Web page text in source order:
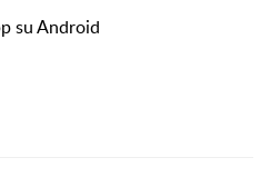
su Android